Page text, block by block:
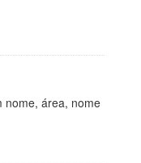
nome, área, nome